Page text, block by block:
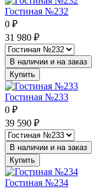
Гостиная №232
0 ₽
31 980 ₽
В наличии и на заказ
Купить
Гостиная №233
0 ₽
39 590 ₽
В наличии и на заказ
Купить
Гостиная №234